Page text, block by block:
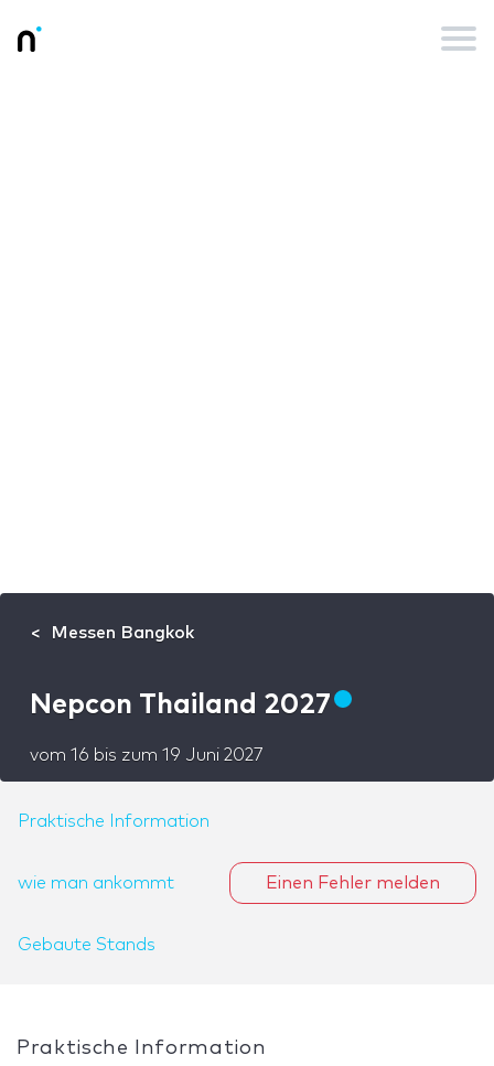
Messen Bangkok
Nepcon Thailand 2027
vom 16 bis zum 19 Juni 2027
Praktische Information
wie man ankommt
Gebaute Stands
Einen Fehler melden
Praktische Information